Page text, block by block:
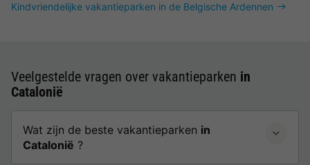
Kindvriendelijke vakantieparken in de Belgische Ardennen
Veelgestelde vragen over vakantieparken in
Catalonië
Wat zijn de beste vakantieparken in
Catalonië ?